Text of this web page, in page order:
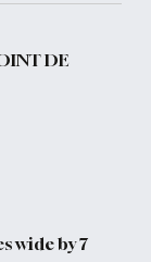
DE
wide by 7